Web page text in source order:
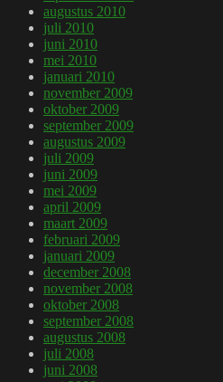
augustus 2010
juli 2010
juni 2010
mei 2010
januari 2010
november 2009
oktober 2009
september 2009
augustus 2009
juli 2009
juni 2009
mei 2009
april 2009
maart 2009
februari 2009
januari 2009
december 2008
november 2008
oktober 2008
september 2008
augustus 2008
juli 2008
juni 2008